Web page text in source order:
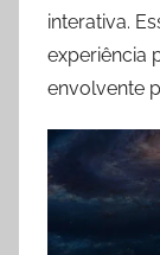
interativa.
experiência
envolvente